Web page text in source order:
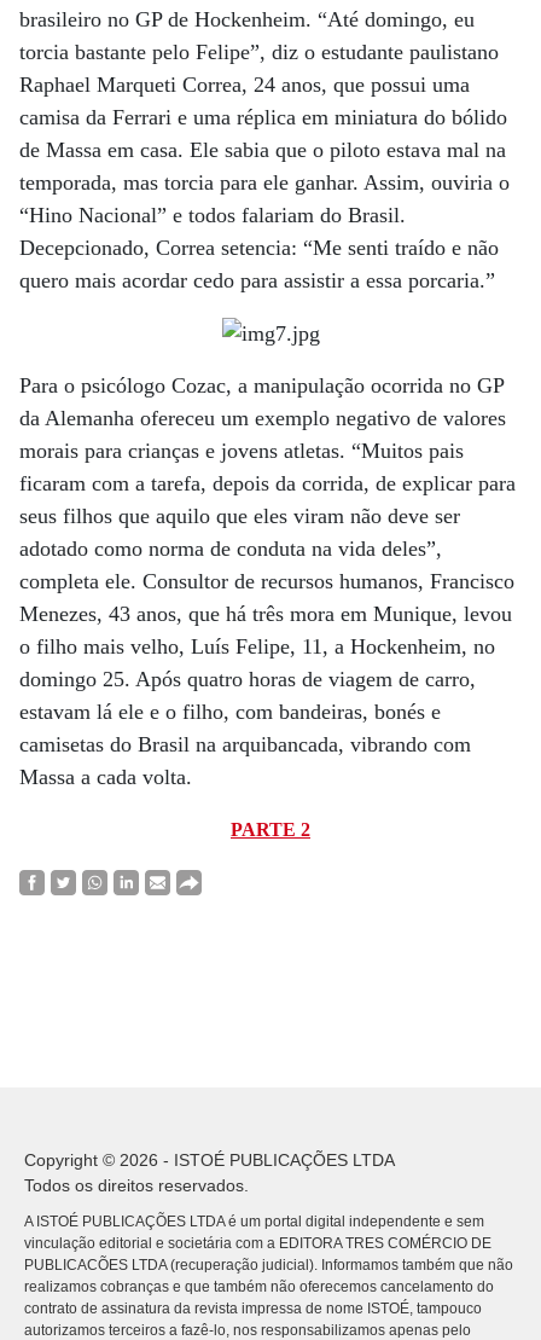
brasileiro no GP de Hockenheim. “Até domingo, eu
torcia bastante pelo Felipe”, diz o estudante paulistano
Raphael Marqueti Correa, 24 anos, que possui uma
camisa da Ferrari e uma réplica em miniatura do bólido
de Massa em casa. Ele sabia que o piloto estava mal na
temporada, mas torcia para ele ganhar. Assim, ouviria o
“Hino Nacional” e todos falariam do Brasil.
Decepcionado, Correa setencia: “Me senti traído e não
quero mais acordar cedo para assistir a essa porcaria.”
Para o psicólogo Cozac, a manipulação ocorrida no GP
da Alemanha ofereceu um exemplo negativo de valores
morais para crianças e jovens atletas. “Muitos pais
ficaram com a tarefa, depois da corrida, de explicar para
seus filhos que aquilo que eles viram não deve ser
adotado como norma de conduta na vida deles”,
completa ele. Consultor de recursos humanos, Francisco
Menezes, 43 anos, que há três mora em Munique, levou
o filho mais velho, Luís Felipe, 11, a Hockenheim, no
domingo 25. Após quatro horas de viagem de carro,
estavam lá ele e o filho, com bandeiras, bonés e
camisetas do Brasil na arquibancada, vibrando com
Massa a cada volta.
PARTE 2
Copyright © 2026 - ISTOÉ PUBLICAÇÕES LTDA
Todos os direitos reservados.
A ISTOÉ PUBLICAÇÕES LTDA é um portal digital independente e sem
vinculação editorial e societária com a EDITORA TRES COMÉRCIO DE
PUBLICACÕES LTDA (recuperação judicial). Informamos também que não
realizamos cobranças e que também não oferecemos cancelamento do
contrato de assinatura da revista impressa de nome ISTOÉ, tampouco
autorizamos terceiros a fazê-lo, nos responsabilizamos apenas pelo